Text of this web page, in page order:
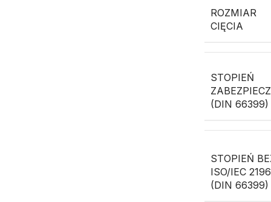
ROZMIAR
CIĘCIA
STOPIEŃ
(DIN 66399)
STOPIEŃ
ISO/IEC
(DIN 66399)